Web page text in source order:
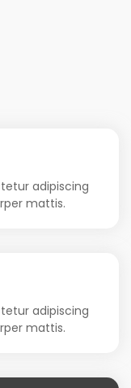
adipiscing
mattis.
adipiscing
mattis.